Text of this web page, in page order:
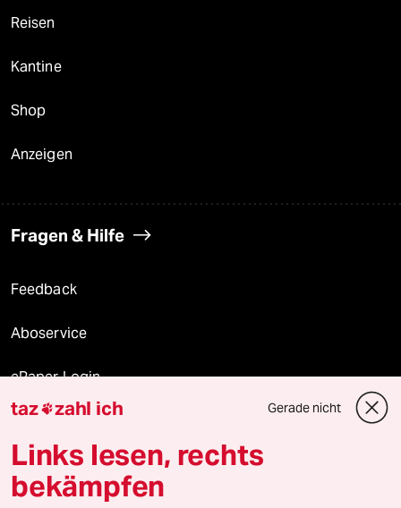
Reisen
Kantine
Shop
Anzeigen
Fragen & Hilfe
Feedback
Aboservice
ePaper Login
Downloads für Abonnierende
© 2026 taz Verlags und Vertriebs GmbH
taz zahl ich Gerade nicht
Links lesen, rechts
bekämpfen